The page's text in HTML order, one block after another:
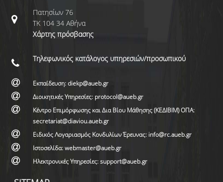
Πατησίων 76
ΤΚ 104 34 Αθήνα
Χάρτης πρόσβασης
Τηλεφωνικός κατάλογος υπηρεσιών/προσωπικού
Εκπαίδευση: diekp@aueb.gr
Διοικητικές Υπηρεσίες: protocol@aueb.gr
Κέντρο Επιμόρφωσης και Δια Βίου Μάθησης (ΚΕΔΙΒΙΜ) ΟΠΑ:
secretariat@diaviou.aueb.gr
Ειδικός Λογαριασμός Κονδυλίων Έρευνας: info@rc.aueb.gr
Ιστοσελίδα: webmaster@aueb.gr
Ηλεκτρονικές Υπηρεσίες: support@aueb.gr